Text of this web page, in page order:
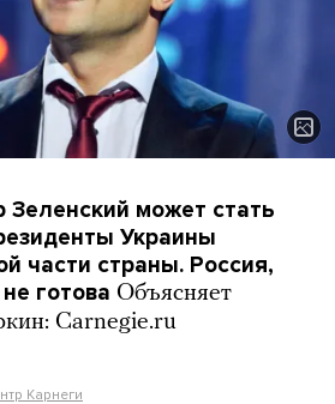
может стать
Украины
части страны. Россия,
готова Объясняет
Carnegie.ru
Карнеги